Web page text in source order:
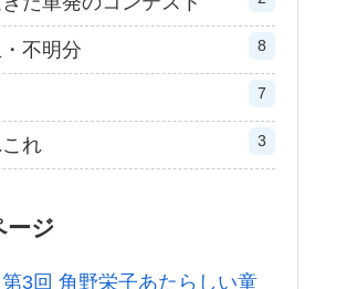
不明分 8
7
れ 3
ージ
第3回 角野栄子あたらしい童